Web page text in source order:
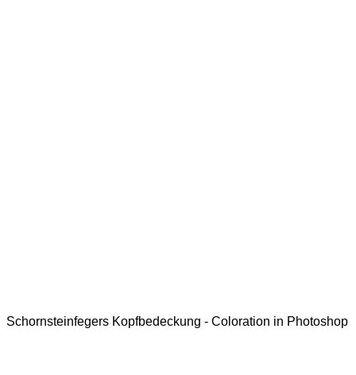
Schornsteinfegers Kopfbedeckung - Coloration in Photoshop